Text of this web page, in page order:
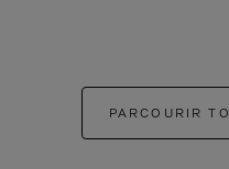
PARCOURIR